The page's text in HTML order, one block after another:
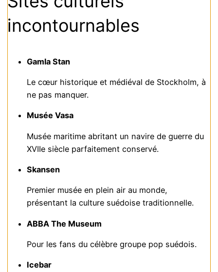
incontournables
Gamla Stan
Le cœur historique et médiéval de Stockholm, à
ne pas manquer.
Musée Vasa
Musée maritime abritant un navire de guerre du
XVIIe siècle parfaitement conservé.
Skansen
Premier musée en plein air au monde,
présentant la culture suédoise traditionnelle.
ABBA The Museum
Pour les fans du célèbre groupe pop suédois.
Icebar